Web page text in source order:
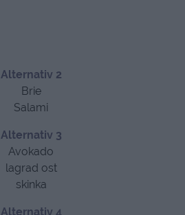
Alternativ 2
Brie
Salami
Alternativ 3
Avokado
lagrad ost
skinka
Alternativ 4